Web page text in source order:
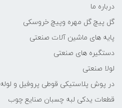
درباره ما
گل پیچ گل مهره وپیچ خروسکی
پایه های ماشین آلات صنعتی
دستگیره های صنعتی
لولا صنعتی
در پوش پلاستیکی قوطی پروفیل و لوله
قطعات یدکی لبه چسبان صنایع چوب